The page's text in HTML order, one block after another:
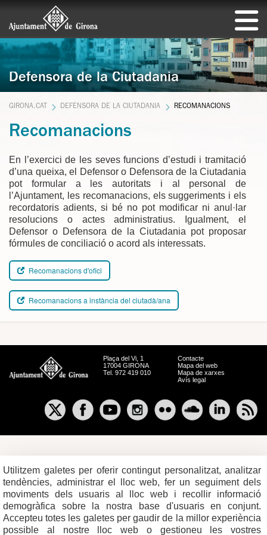
Defensora de la Ciutadania
GIRONA.CAT DEFENSORA DE LA CIUTADANIA RECOMANACIONS
Recomanacions
En l’exercici de les seves funcions d’estudi i tramitació
d’una queixa, el Defensor o Defensora de la Ciutadania
pot formular a les autoritats i al personal de
l’Ajuntament, les recomanacions, els suggeriments i els
recordatoris adients, si bé no pot modificar ni anul·lar
resolucions o actes administratius. Igualment, el
Defensor o Defensora de la Ciutadania pot proposar
fórmules de conciliació o acord als interessats.
Recomanacions d'ofici
Recomanacions a instància del ciutadà/ana
Plaça del Vi, 1
17004 GIRONA
Tel. 972 419 010
Contacte
Mapa del web
Mapa de xarxes
Avís legal
Utilitzem galetes per oferir contingut personalitzat, analitzar
tendències, administrar el lloc web, fer un seguiment dels
moviments dels usuaris al lloc web i recollir informació
demogràfica sobre la nostra base d'usuaris en conjunt.
Accepteu totes les galetes per gaudir de la millor experiència
possible al nostre lloc web o gestioneu les vostres